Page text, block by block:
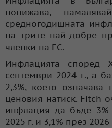
понижава,
средногодишната
на трите най-добре
членки на ЕС.
Инфлацията
септември 2024 г., а
2,3%, което
ценовия натиск. Fitch
инфлация да бъде 3%
2025 г. и 3,1% през 2026